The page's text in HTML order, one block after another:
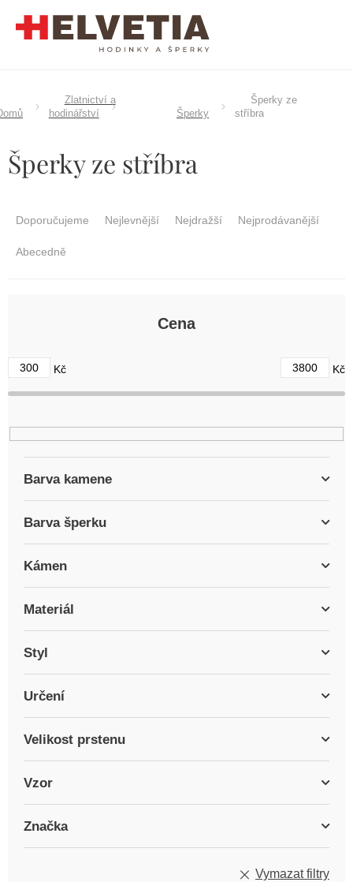
Zlatnictví a
hodinářství
Šperky
Šperky ze
stříbra
Šperky ze stříbra
d
u
k
ů
Doporučujeme Nejlevnější Nejdražší Nejprodávanější
Abecedně
Cena
300 Kč 3800 Kč
Barva kamene
Barva šperku
Kámen
Materiál
Styl
Určení
Velikost prstenu
Vzor
Značka
Vymazat filtry